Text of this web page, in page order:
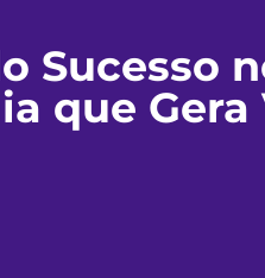
Sucesso
que Gera